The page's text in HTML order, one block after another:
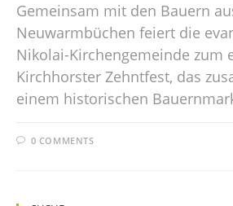
Gemeinsam mit den Bauern
Neuwarmbüchen feiert die
Nikolai-Kirchengemeinde zum
Kirchhorster Zehntfest, das
einem historischen
0 COMMENTS